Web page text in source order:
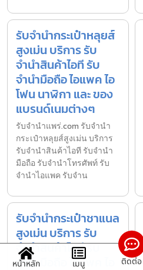
รับจำนำกระเป๋าหลุยส์
สูงเม่น บริการ รับ
จำนำสินค้าไอที รับ
จำนำมือถือ ไอแพค ไอ
โฟน นาฬิกา และ ของ
แบรนด์เนมต่างๆ
รับจํานําแพร่.com รับจำนำ
กระเป๋าหลุยส์สูงเม่น บริการ
รับจำนำสินค้าไอที รับจำนำ
มือถือ รับจำนำโทรศัพท์ รับ
จำนำไอแพค รับจำน
รับจำนำกระเป๋าชาแนล
สูงเม่น บริการ รับ
จำนำสินค้าไอที รับ
จำนำมือถือ ไอแพค ไอ
หน้าหลัก เมนู ติดต่อ